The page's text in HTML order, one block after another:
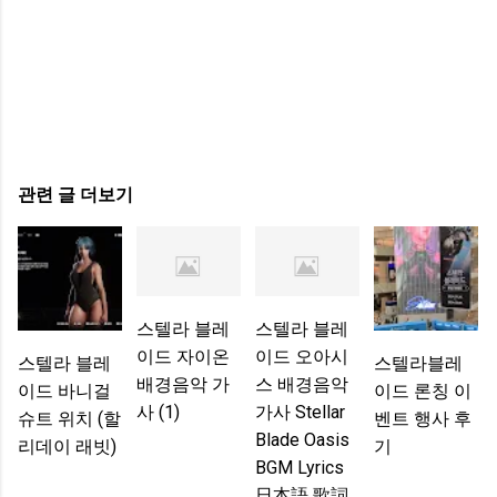
관련 글 더보기
스텔라 블레
이드 바니걸
슈트 위치 (할
리데이 래빗)
스텔라 블레
이드 자이온
배경음악 가
사 (1)
스텔라 블레
이드 오아시
스 배경음악
가사 Stellar
Blade Oasis
BGM Lyrics
스텔라블레
이드 론칭 이
벤트 행사 후
기